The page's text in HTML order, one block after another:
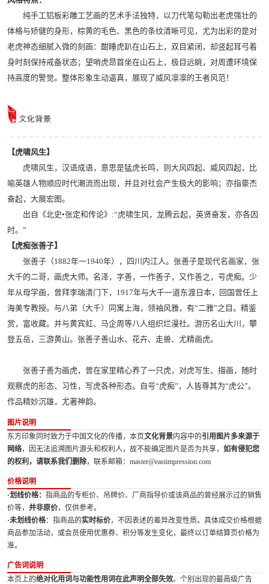
纯手工铝板彩雕工艺画的艺术手法独特，以刀代笔勾勒出老虎强壮的
体格与矫健的身形，棕黄的毛色、黑色的条纹清晰可见，尤为出彩的是对
老虎神态细腻入微的刻画：酣睡虎趴在山石上，双目紧闭，却竖起耳弓着
身时刻保持戒备状态；望哨虎昂首坐在山石上，极目远眺，对周遭环境保
持高度的警觉。整体形象生动逼真，展现了威风凛凛的王者风范！
【虎啸风生】
虎啸风生，汉语成语，意思是猛虎长鸣，则大风四起、威风四起，比
喻英雄人物顺应时代潮流而出现，并且对社会产生极大的影响；亦指豪杰
奋起，大展宏图。
出自《北史•张定和传论》:“虎啸生风，龙腾云起，英贤奋发，亦各因
时。”
【虎痴张善子】
张善子（1882年一1940年），四川内江人。张善子是现代名画家，张
大千的二哥，画虎大师。名泽，字善，一作善子，又作善之，号虎痴。少
年从母学画，曾拜李瑞清门下，1917年与大千一道东渡日本，回国曾任上
海美专教授。与八弟（大千）同寓上海，领袖风雅，有“二雅”之目。精鉴
赏，富收藏。并与黄宾虹、马企周等八人组织烂漫社。游历名山大川，攀
登五岳，三游黄山。张善子善山水、花卉、走兽、尤精画虎。
张善子善为画虎，曾在家里精心养了一只虎，对虎写生、描画，随时
观察虎的形态、习性，写虎各种形态。自号“虎痴”，人皆尊其为“虎公”。
作品精妙沉雄，尤著神韵。
图片说明
东方印象同时致力于中国文化的传播，本页文化背景内容中的引用图片多来源于
网络，因无法追溯图片源头和权利人，故不能确定图片是否为共享， 如有侵犯您
的权利，请联系我们删除，联系邮箱：master@eastimpression.com
价格说明
·划线价格： 指商品的专柜价、吊牌价、厂商指导价或该商品的曾经展示过的销售
价等， 并非原价，仅供参考。
·未划线价格：指商品的实时标价，不因表述的差异改变性质。具体成交价格根据
商品参加活动，或会员使用优惠券、积分等发生变化，最终以订单结算页价格为
准。
广告词说明
本页上的绝对化用词与功能性用词在此声明全部失效。个别出现的最高级广告